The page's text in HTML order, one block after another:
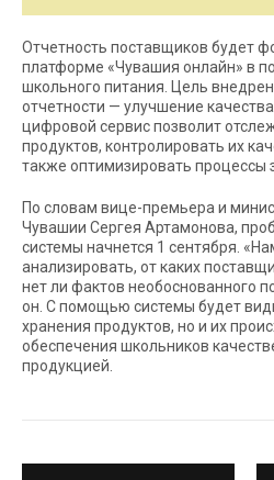
Отчетность поставщиков будет
платформе «Чувашия онлайн» в
школьного питания. Цель
отчетности — улучшение
цифровой сервис позволит
продуктов, контролировать их
также оптимизировать процессы
По словам вице-премьера и
Чувашии Сергея Артамонова,
системы начнется 1 сентября.
анализировать, от каких
нет ли фактов необоснованного
он. С помощью системы будет
хранения продуктов, но и их
обеспечения школьников
продукцией.